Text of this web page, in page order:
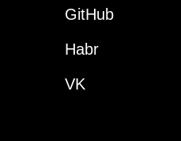
VK
GitHub
Habr